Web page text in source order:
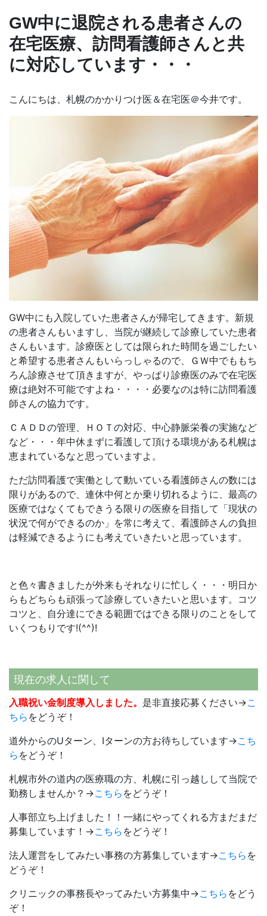
GW中に退院される患者さんの
在宅医療、訪問看護師さんと共
に対応しています・・・
こんにちは、札幌のかかりつけ医＆在宅医＠今井です。
GW中にも入院していた患者さんが帰宅してきます。新規
の患者さんもいますし、当院が継続して診療していた患者
さんもいます。診療医としては限られた時間を過ごしたい
と希望する患者さんもいらっしゃるので、ＧＷ中でももち
ろん診療させて頂きますが、やっぱり診療医のみで在宅医
療は絶対不可能ですよね・・・・必要なのは特に訪問看護
師さんの協力です。
ＣＡＤＤの管理、ＨＯＴの対応、中心静脈栄養の実施など
など・・・年中休まずに看護して頂ける環境がある札幌は
恵まれているなと思っていますよ。
ただ訪問看護で実働として動いている看護師さんの数には
限りがあるので、連休中何とか乗り切れるように、最高の
医療ではなくてもできうる限りの医療を目指して「現状の
状況で何ができるのか」を常に考えて、看護師さんの負担
は軽減できるようにも考えていきたいと思っています。
と色々書きましたが外来もそれなりに忙しく・・・明日か
らもどちらも頑張って診療していきたいと思います。コツ
コツと、自分達にできる範囲ではできる限りのことをして
いくつもりです!(^^)!
現在の求人に関して
入職祝い金制度導入しました。 是非直接応募ください→こ
ちら をどうぞ！
道外からのUターン、Iターンの方お待ちしています→こち
ら をどうぞ！
札幌市外の道内の医療職の方、札幌に引っ越しして当院で
勤務しませんか？→こちら をどうぞ！
人事部立ち上げました！！一緒にやってくれる方まだまだ
募集しています！→こちら をどうぞ！
法人運営をしてみたい事務の方募集しています→こちら を
どうぞ！
クリニックの事務長やってみたい方募集中→こちら をどう
ぞ！